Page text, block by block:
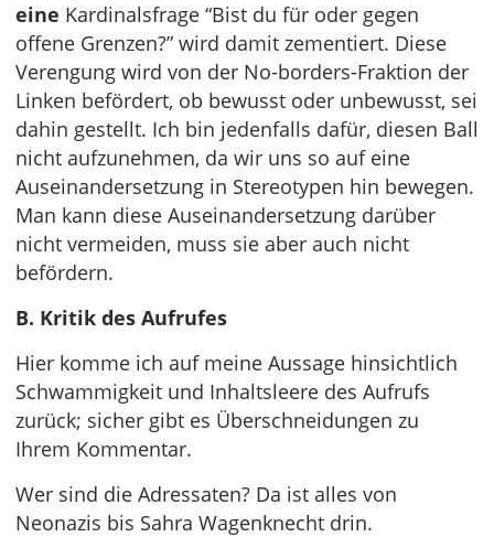
eine Kardinalsfrage “Bist du für oder gegen
offene Grenzen?” wird damit zementiert. Diese
Verengung wird von der No-borders-Fraktion der
Linken befördert, ob bewusst oder unbewusst, sei
dahin gestellt. Ich bin jedenfalls dafür, diesen Ball
nicht aufzunehmen, da wir uns so auf eine
Auseinandersetzung in Stereotypen hin bewegen.
Man kann diese Auseinandersetzung darüber
nicht vermeiden, muss sie aber auch nicht
befördern.
B. Kritik des Aufrufes
Hier komme ich auf meine Aussage hinsichtlich
Schwammigkeit und Inhaltsleere des Aufrufs
zurück; sicher gibt es Überschneidungen zu
Ihrem Kommentar.
Wer sind die Adressaten? Da ist alles von
Neonazis bis Sahra Wagenknecht drin.